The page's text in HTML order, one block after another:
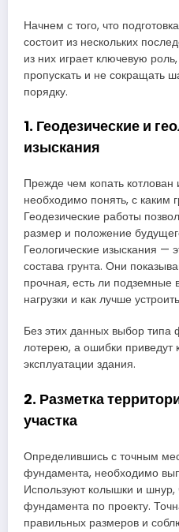
Начнем с того, что
состоит из нескольких
из них играет ключевую
пропускать и не сокращать
порядку.
1. Геодезические и
изыскания
Прежде чем копать котлован
необходимо понять, с каким
Геодезические работы
размер и положение
Геологические изыскания —
состава грунта. Они
прочная, есть ли подземные
нагрузки и как лучше
Без этих данных выбор
лотерею, а ошибки приведут
эксплуатации здания.
2. Разметка
участка
Определившись с точным
фундамента, необходимо
Используют колышки и шнур,
фундамента по проекту.
правильных размеров и